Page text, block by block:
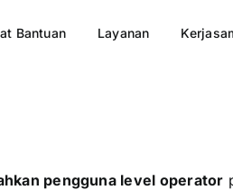
Bantuan Layanan
pengguna level operator